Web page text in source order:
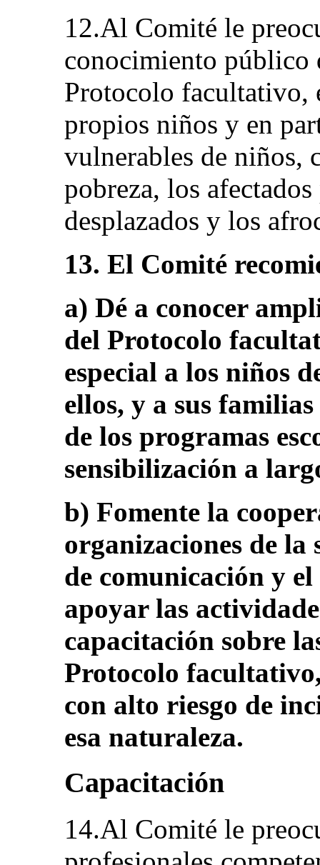
12.Al Comité le
conocimiento público
Protocolo facultativo,
propios niños y en
vulnerables de niños,
pobreza, los
desplazados y los
13. El Comité
a) Dé a conocer
del Protocolo
especial a los niños
ellos, y a sus
de los programas
sensibilización a
b) Fomente la
organizaciones de la
de comunicación y
apoyar las
capacitación sobre
Protocolo
con alto riesgo de
esa naturaleza.
Capacitación
14.Al Comité le